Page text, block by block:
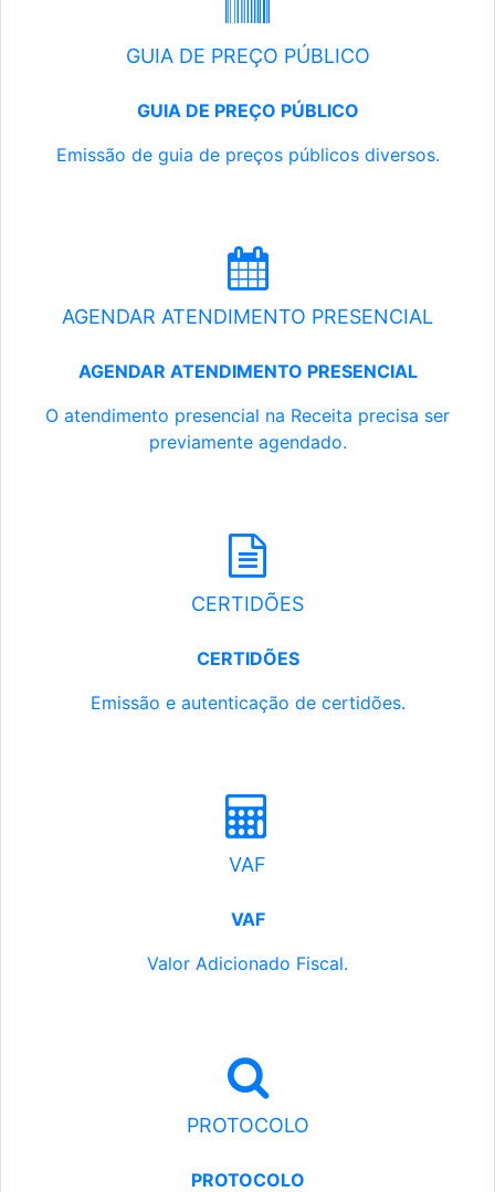
GUIA DE PREÇO PÚBLICO
GUIA DE PREÇO PÚBLICO
Emissão de guia de preços públicos diversos.
AGENDAR ATENDIMENTO PRESENCIAL
AGENDAR ATENDIMENTO PRESENCIAL
O atendimento presencial na Receita precisa ser
previamente agendado.
CERTIDÕES
CERTIDÕES
Emissão e autenticação de certidões.
VAF
VAF
Valor Adicionado Fiscal.
PROTOCOLO
PROTOCOLO